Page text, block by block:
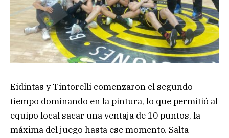
Eidintas y Tintorelli comenzaron el segundo
tiempo dominando en la pintura, lo que permitió al
equipo local sacar una ventaja de 10 puntos, la
máxima del juego hasta ese momento. Salta